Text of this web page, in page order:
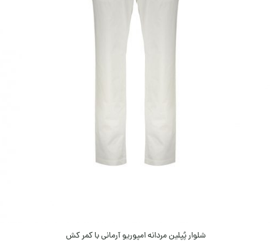
شلوار پُپلین مردانه امپوریو آرمانی با کمر کش